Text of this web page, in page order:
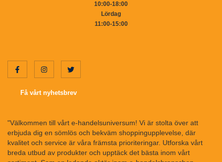
10:00-18:00
Lördag
11:00-15:00
Få vårt nyhetsbrev
"Välkommen till vårt e-handelsuniversum! Vi är stolta över att
erbjuda dig en sömlös och bekväm shoppingupplevelse, där
kvalitet och service är våra främsta prioriteringar. Utforska vårt
breda utbud av produkter och upptäck det bästa inom vårt